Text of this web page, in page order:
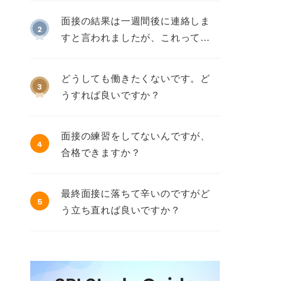
2
面接の結果は一週間後に連絡しま
すと言われましたが、これって不
3
どうしても働きたくないです。ど
うすれば良いですか？
4
面接の練習をしてないんですが、
合格できますか？
5
最終面接に落ちて辛いのですがど
う立ち直れば良いですか？